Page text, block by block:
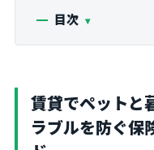
目次
賃貸でペットと
ラブルを防ぐ保